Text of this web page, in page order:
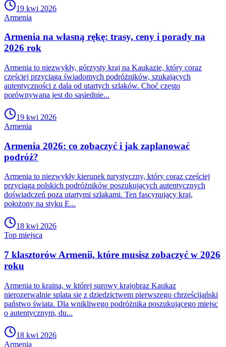
19 kwi 2026
Armenia
Armenia na własną rękę: trasy, ceny i porady na
2026 rok
Armenia to niezwykły, górzysty kraj na Kaukazie, który coraz
częściej przyciąga świadomych podróżników, szukających
autentyczności z dala od utartych szlaków. Choć często
porównywana jest do sąsiednie...
19 kwi 2026
Armenia
Armenia 2026: co zobaczyć i jak zaplanować
podróż?
Armenia to niezwykły kierunek turystyczny, który coraz częściej
przyciąga polskich podróżników poszukujących autentycznych
doświadczeń poza utartymi szlakami. Ten fascynujący kraj,
położony na styku E...
18 kwi 2026
Top miejsca
7 klasztorów Armenii, które musisz zobaczyć w 2026
roku
Armenia to kraina, w której surowy krajobraz Kaukaz
nierozerwalnie splata się z dziedzictwem pierwszego chrześcijański
państwo świata. Dla wnikliwego podróżnika poszukującego miejsc
o autentycznym, du...
18 kwi 2026
Armenia